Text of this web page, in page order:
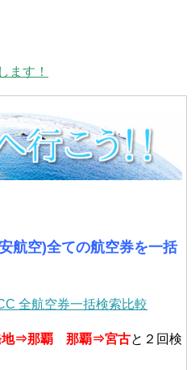
ます！
航空)全ての航空券を一括
全航空券一括検索比較
地⇒那覇 那覇⇒宮古と２回検